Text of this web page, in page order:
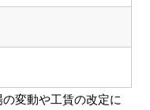
変動や工賃の改定に